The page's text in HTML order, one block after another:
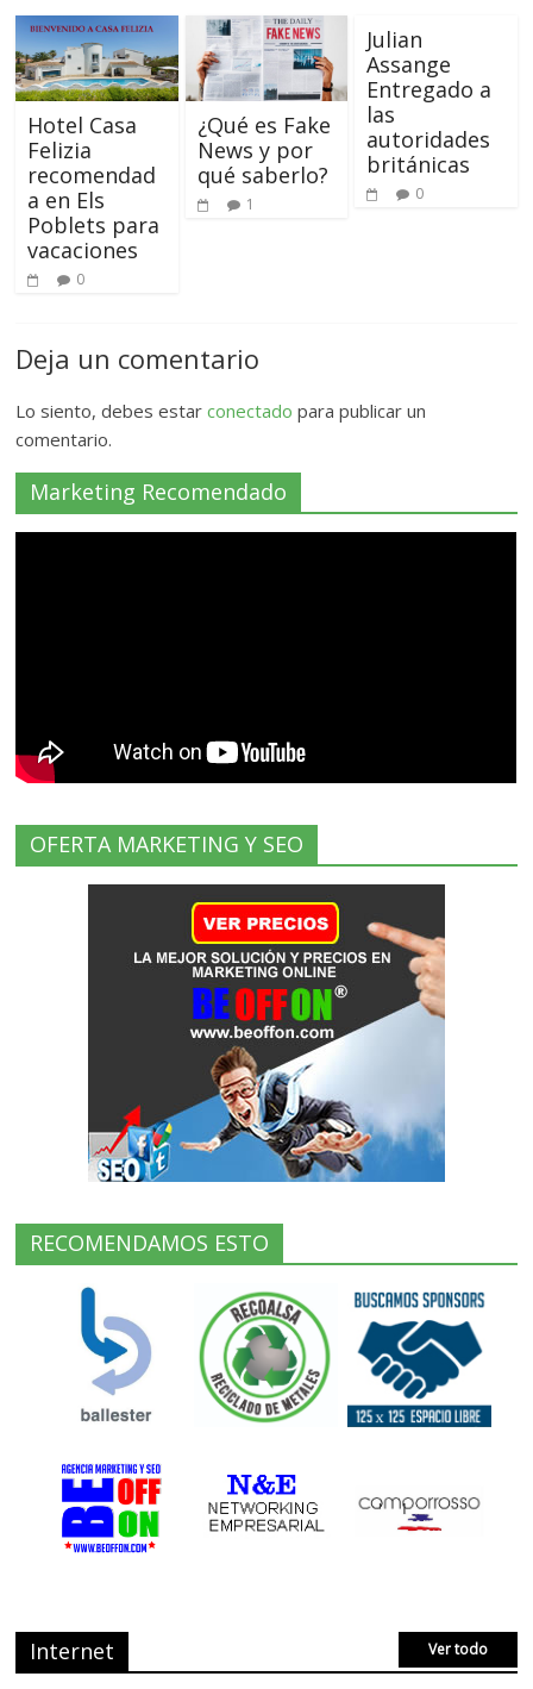
Hotel Casa
Felizia
recomendad
a en Els
Poblets para
vacaciones
0
¿Qué es Fake
News y por
qué saberlo?
1
Julian
Assange
Entregado a
las
autoridades
británicas
0
Deja un comentario
Lo siento, debes estarconectado para publicar un
comentario.
Marketing Recomendado
OFERTA MARKETING Y SEO
RECOMENDAMOS ESTO
Internet Ver todo